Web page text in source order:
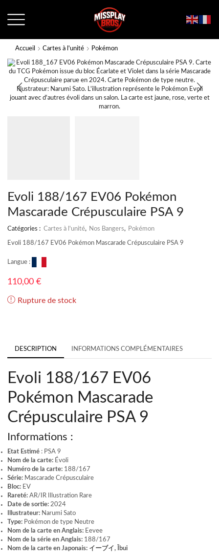
Accueil Cartes à l'unité Pokémon
Evoli 188/167 EV06 Pokémon
Mascarade Crépusculaire PSA 9
Catégories : Cartes à l'unité, Nos Bangers, Pokémon
Evoli 188/167 EV06 Pokémon Mascarade Crépusculaire PSA 9
Langue :
110,00 €
Rupture de stock
DESCRIPTION INFORMATIONS COMPLÉMENTAIRES
Evoli 188/167 EV06
Pokémon Mascarade
Crépusculaire PSA 9
Informations :
Etat Estimé : PSA 9
Nom de la carte: Évoli
Numéro de la carte: 188/167
Série: Mascarade Crépusculaire
Bloc: EV
Rareté: AR/IR Illustration Rare
Date de sortie: 2024
Illustrateur: Narumi Sato
Type: Pokémon de type Neutre
Nom de la carte en Anglais: Eevee
Nom de la série en Anglais: 188/167
Nom de la carte en Japonais: イーブイ, Ībui